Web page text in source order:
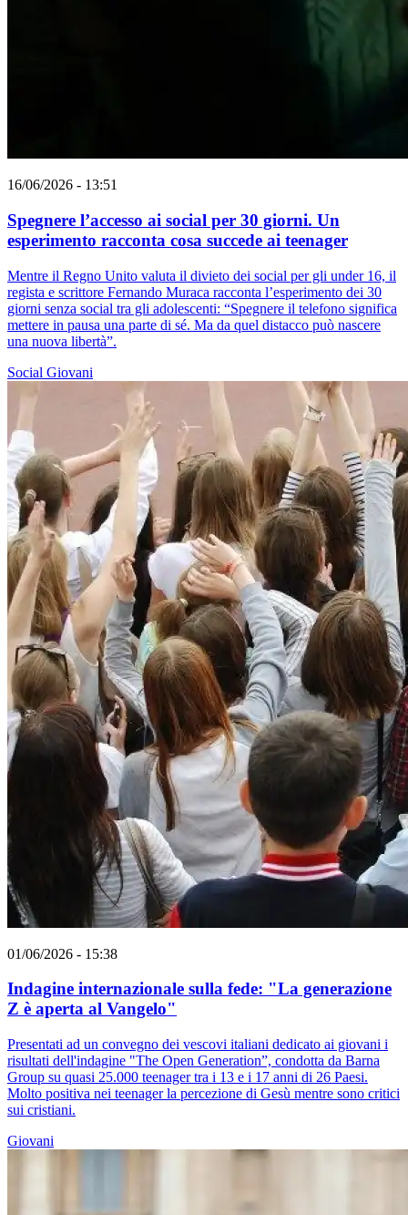
16/06/2026 - 13:51
Spegnere l’accesso ai social per 30 giorni. Un
esperimento racconta cosa succede ai teenager
Mentre il Regno Unito valuta il divieto dei social per gli under 16, il
regista e scrittore Fernando Muraca racconta l’esperimento dei 30
giorni senza social tra gli adolescenti: “Spegnere il telefono significa
mettere in pausa una parte di sé. Ma da quel distacco può nascere
una nuova libertà”.
Social Giovani
01/06/2026 - 15:38
Indagine internazionale sulla fede: "La generazione
Z è aperta al Vangelo"
Presentati ad un convegno dei vescovi italiani dedicato ai giovani i
risultati dell'indagine "The Open Generation”, condotta da Barna
Group su quasi 25.000 teenager tra i 13 e i 17 anni di 26 Paesi.
Molto positiva nei teenager la percezione di Gesù mentre sono critici
sui cristiani.
Giovani